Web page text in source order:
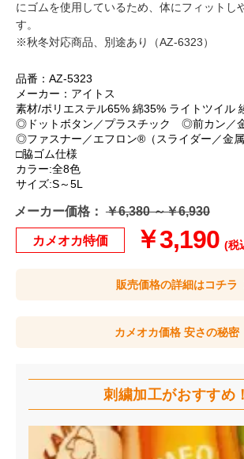
にゴムを使用しているため、体にフィットし
す。
※秋冬対応商品、別途あり（AZ-6323）
品番：AZ-5323
メーカー：アイトス
素材/ポリエステル65% 綿35% ライトツイル
◎ドットボタン／プラスチック ◎前カン／
◎ファスナー／エフロン®（スライダー／金属
□脇ゴム仕様
カラー:全8色
サイズ:S～5L
メーカー価格： ￥6,380 ～￥6,930
カメオカ特価 ￥3,190 (税
販売価格の詳細はコチラ
カメオカ価格 安さの秘密
刺繍加工がおすすめ！